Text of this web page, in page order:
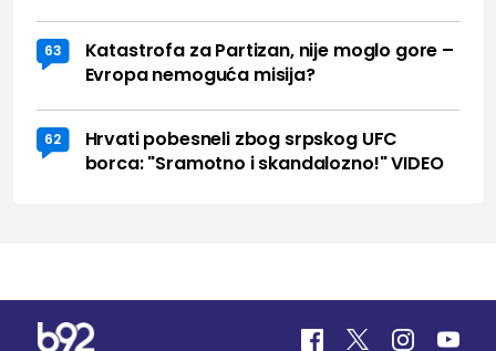
63
Katastrofa za Partizan, nije moglo gore –
Evropa nemoguća misija?
62
Hrvati pobesneli zbog srpskog UFC
borca: "Sramotno i skandalozno!" VIDEO